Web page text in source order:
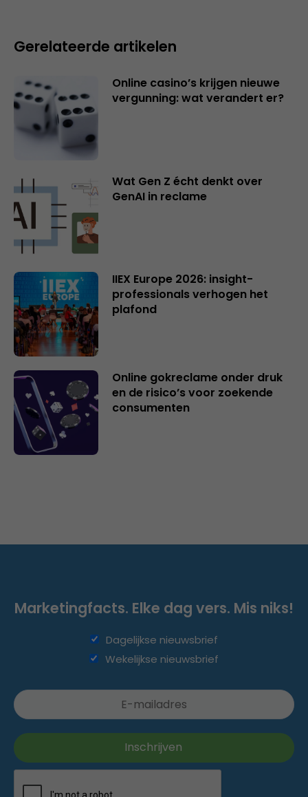
Gerelateerde artikelen
Online casino’s krijgen nieuwe
vergunning: wat verandert er?
Wat Gen Z écht denkt over
GenAI in reclame
IIEX Europe 2026: insight-
professionals verhogen het
plafond
Online gokreclame onder druk
en de risico’s voor zoekende
consumenten
Marketingfacts. Elke dag vers. Mis niks!
Dagelijkse nieuwsbrief
Wekelijkse nieuwsbrief